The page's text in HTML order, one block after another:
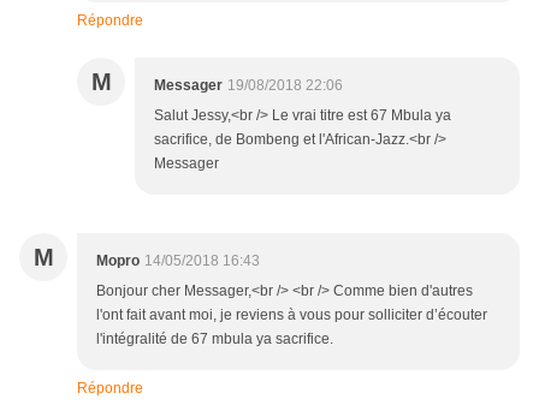
Répondre
M Messager 19/08/2018 22:06
Salut Jessy,<br /> Le vrai titre est 67 Mbula ya
sacrifice, de Bombeng et l'African-Jazz.<br />
Messager
M Mopro 14/05/2018 16:43
Bonjour cher Messager,<br /> <br /> Comme bien d'autres
l'ont fait avant moi, je reviens à vous pour solliciter d’écouter
l'intégralité de 67 mbula ya sacrifice.
Répondre